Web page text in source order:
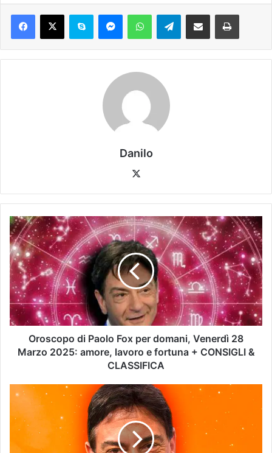
Danilo
Oroscopo di Paolo Fox per domani, Venerdì 28
Marzo 2025: amore, lavoro e fortuna + CONSIGLI &
CLASSIFICA